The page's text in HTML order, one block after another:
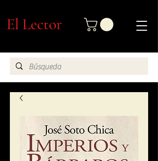
El Lector